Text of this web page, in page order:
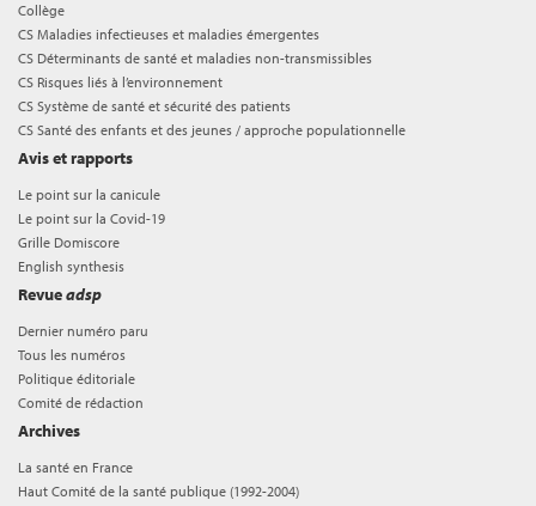
Collège
CS Maladies infectieuses et maladies émergentes
CS Déterminants de santé et maladies non-transmissibles
CS Risques liés à l’environnement
CS Système de santé et sécurité des patients
CS Santé des enfants et des jeunes / approche populationnelle
Avis et rapports
Le point sur la canicule
Le point sur la Covid-19
Grille Domiscore
English synthesis
Revueadsp
Dernier numéro paru
Tous les numéros
Politique éditoriale
Comité de rédaction
Archives
La santé en France
Haut Comité de la santé publique (1992-2004)